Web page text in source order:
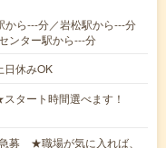
から---分／岩松駅から---分
ンター駅から---分
休みOK
タート時間選べます！
募 ★職場が気に入れば、